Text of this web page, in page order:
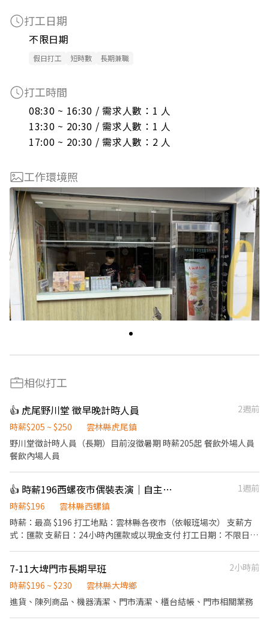
打工日期
不限日期
假日打工 短時數 長期兼職
打工時間
08:30 ~ 16:30 / 需求人數：1 人
13:30 ~ 20:30 / 需求人數：1 人
17:00 ~ 20:30 / 需求人數：2 人
工作環境照
相似打工
👍 虎尾野川堂 徵早晚計時人員
2週前
時薪$205 ~ $250
雲林縣虎尾鎮
野川堂徵計時人員（長期）目前沒徵暑期 時薪205起 餐飲外場人員
餐飲內場人員
👍 時薪196西螺夜市偶裝表演｜自主報班・無經驗可
1週前
時薪$196
雲林縣西螺鎮
時薪：最高 $196 打工地點：雲林縣各夜市（依報班場次） 支薪方
式：匯款 支薪日：24小時內匯款或以現金支付 打工日期：不限日期
──────────────────── 🎪 職位亮點 穿上偶裝
在夜市跟大家互動、拍照，做的是義演團的演出，不是發傳單、不
是推銷。當天做完當天領錢。 🧸 專屬裝備制（重要） 錄取後配發一
7-11大埤門市長期早班
2小時前
時薪$196 ~ $230
雲林縣大埤鄉
進貨、陳列商品、機器清潔、門市清潔、櫃台結帳、門市相關業務